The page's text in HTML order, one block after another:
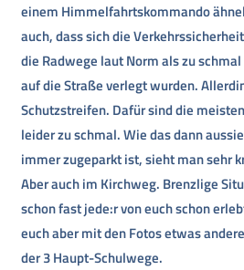
einem Himmelfahrtskommando
auch, dass sich die
die Radwege laut Norm als zu
auf die Straße verlegt wurden.
Schutzstreifen. Dafür sind die
leider zu schmal. Wie das dann
immer zugeparkt ist, sieht man sehr
Aber auch im Kirchweg. Brenzlige
schon fast jede:r von euch schon
euch aber mit den Fotos etwas
der 3 Haupt-Schulwege.